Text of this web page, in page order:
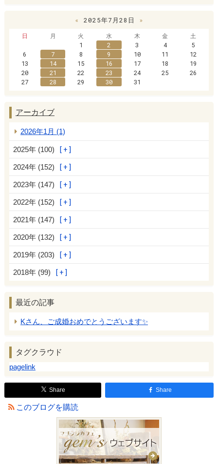
« 2025年7月28日
»
日
月 火 水 木 金
土
1
2 3 4
5
6
7 8 9 10 11
12
13
14 15 16 17 18
19
20
21 22 23 24 25
26
27
28 29 30 31
アーカイブ
2026年1月 (1)
2025年 (100)
2024年 (152)
2023年 (147)
2022年 (152)
2021年 (147)
2020年 (132)
2019年 (203)
2018年 (99)
最近の記事
Kさん、ご成婚おめでとうございます✨
タグクラウド
pagelink
Share Share
このブログを購読